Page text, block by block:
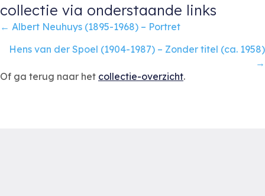
collectie via onderstaande links
Posts
navigation
← Albert Neuhuys (1895-1968) – Portret
Hens van der Spoel (1904-1987) – Zonder titel (ca. 1958)
→
Of ga terug naar het collectie-overzicht.